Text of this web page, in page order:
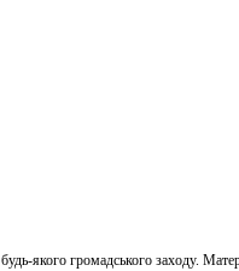
якого громадського заходу.